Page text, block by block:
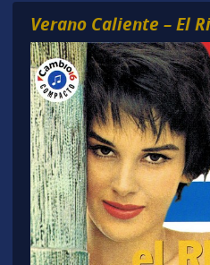
Verano Caliente – El